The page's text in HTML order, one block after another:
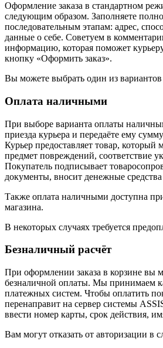
Оформление заказа в стандартном
следующим образом. Заполняете
последовательным этапам: адрес,
данные о себе. Советуем в
информацию, которая поможет
кнопку «Оформить заказ».
Вы можете выбрать один из
Оплата наличными
При выборе варианта оплаты
приезда курьера и передаёте ему
Курьер предоставляет товар, который
предмет повреждений, соответствие
Покупатель подписывает
документы, вносит денежные
Также оплата наличными доступна
магазина.
В некоторых случаях требуется
Безналичный расчёт
При оформлении заказа в корзине вы
безналичной оплаты. Мы принимаем
платежных систем. Чтобы оплатить
перенаправит на сервер системы
ввести номер карты, срок действия,
Вам могут отказать от авторизации в